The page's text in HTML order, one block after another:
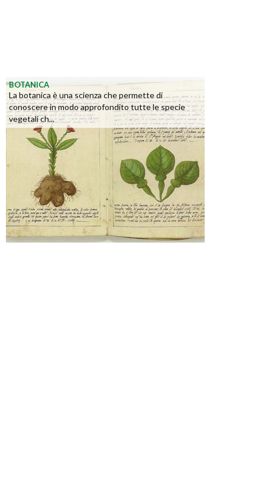
BOTANICA
La botanica è una scienza che permette di
conoscere in modo approfondito tutte le specie
vegetali ch...